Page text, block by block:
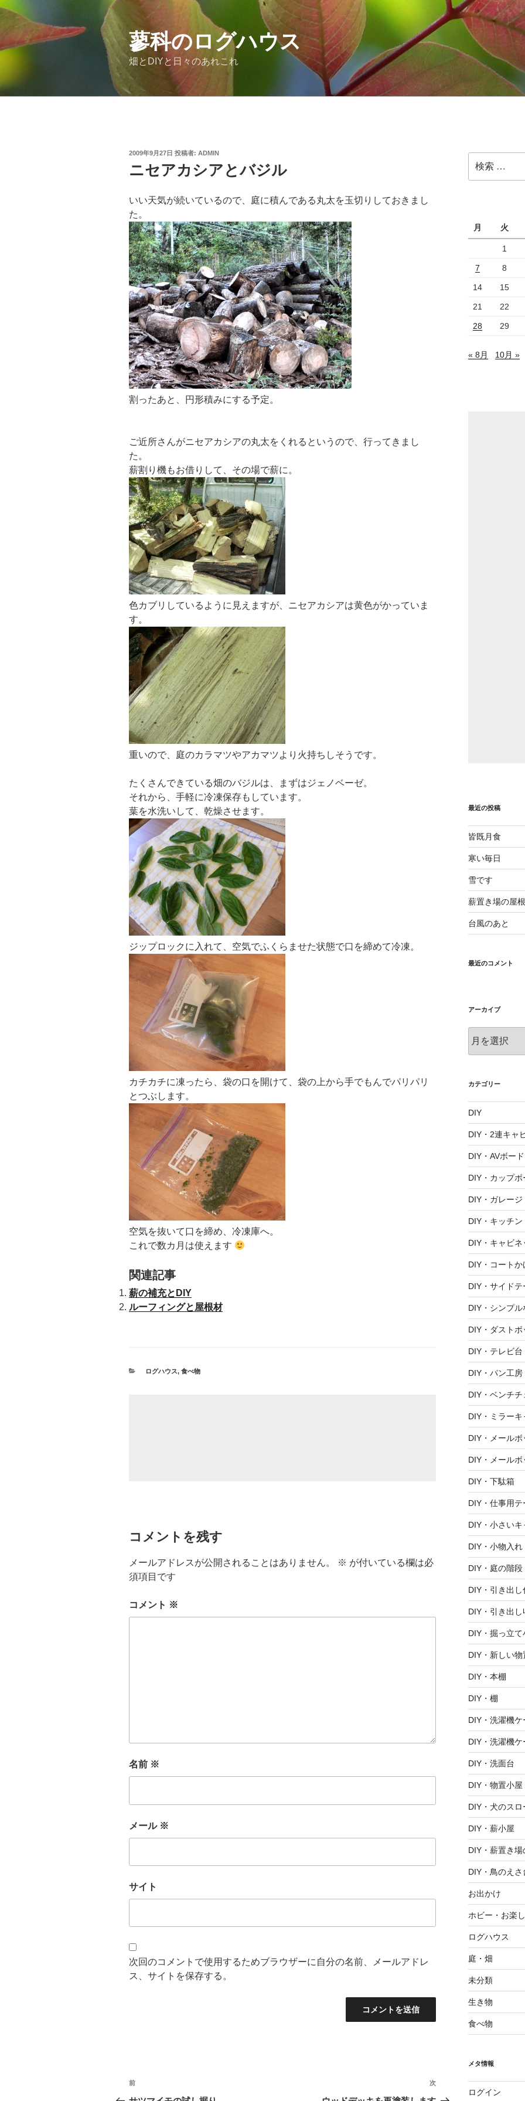
コ
テ
ン
ス
蓼科のログハウス
畑とDIYと日々のあれこれ
投
2009年9月27日 投稿者: ADMIN
ニセアカシアとバジル
いい天気が続いているので、庭に積んである丸太を玉切りしておきまし
た。
割ったあと、円形積みにする予定。
ご近所さんがニセアカシアの丸太をくれるというので、行ってきまし
た。
薪割り機もお借りして、その場で薪に。
色カブリしているように見えますが、ニセアカシアは黄色がかっていま
す。
重いので、庭のカラマツやアカマツより火持ちしそうです。
たくさんできている畑のバジルは、まずはジェノベーゼ。
それから、手軽に冷凍保存もしています。
葉を水洗いして、乾燥させます。
ジップロックに入れて、空気でふくらませた状態で口を締めて冷凍。
カチカチに凍ったら、袋の口を開けて、袋の上から手でもんでパリパリ
とつぶします。
空気を抜いて口を締め、冷凍庫へ。
これで数カ月は使えます
関連記事
薪の補充とDIY
ルーフィングと屋根材
カ
ログハウス, 食べ物
コメントを残す
メールアドレスが公開されることはありません。 ※ が付いている欄は必
須項目です
コメント ※
名前 ※
メール ※
サイト
次回のコメントで使用するためブラウザーに自分の名前、メールアドレ
ス、サイトを保存する。
投
過
去
前
次
の
次
索:
月 火
1
7 8
14 15
21 22
28 29
« 8月 10月 »
最近の投稿
皆既月食
寒い毎日
雪です
薪置き場の屋根
台風のあと
最近のコメント
アーカイブ
ー
ブ
カテゴリー
DIY
DIY・2連キャ
DIY・AVボード
DIY・カップボ
DIY・ガレージ
DIY・キッチン
DIY・キャビネ
DIY・コートか
DIY・サイドテ
DIY・シンプ
DIY・ダストボ
DIY・テレビ台
DIY・パン工房
DIY・ベンチチ
DIY・ミラー
DIY・メールボ
DIY・メール
DIY・下駄箱
DIY・仕事用テ
DIY・小さい
DIY・小物入れ
DIY・庭の階段
DIY・引き出
DIY・引き出し
DIY・掘っ立て
DIY・新しい物
DIY・本棚
DIY・棚
DIY・洗濯機ケ
DIY・洗濯機
DIY・洗面台
DIY・物置小屋
DIY・犬のスロ
DIY・薪小屋
DIY・薪置き場
DIY・鳥のえさ
お出かけ
ホビー・お楽
ログハウス
庭・畑
未分類
生き物
食べ物
メタ情報
ログイン